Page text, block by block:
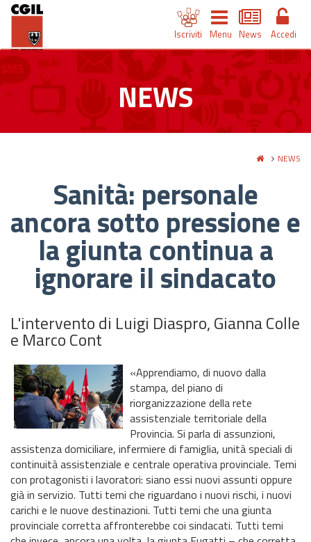
Iscriviti Menu News Accedi
NEWS
NEWS
Sanità: personale
ancora sotto pressione e
la giunta continua a
ignorare il sindacato
L'intervento di Luigi Diaspro, Gianna Colle
e Marco Cont
«Apprendiamo, di nuovo dalla
stampa, del piano di
riorganizzazione della rete
assistenziale territoriale della
Provincia. Si parla di assunzioni,
assistenza domiciliare, infermiere di famiglia, unità speciali di
continuità assistenziale e centrale operativa provinciale. Temi
con protagonisti i lavoratori: siano essi nuovi assunti oppure
già in servizio. Tutti temi che riguardano i nuovi rischi, i nuovi
carichi e le nuove destinazioni. Tutti temi che una giunta
provinciale corretta affronterebbe coi sindacati. Tutti temi